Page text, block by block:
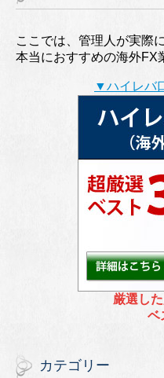
ここでは、管理人が実際
本当におすすめの海外FX
▼ハイレバ
厳選し
ベ
カテゴリー